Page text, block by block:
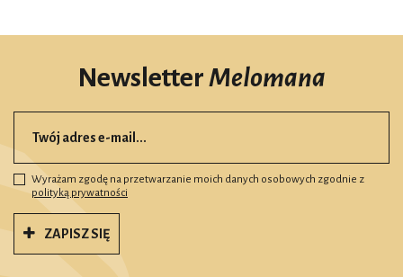
NewsletterMelomana
Wyrażam zgodę na przetwarzanie moich danych osobowych zgodnie z
polityką prywatności
ZAPISZ SIĘ